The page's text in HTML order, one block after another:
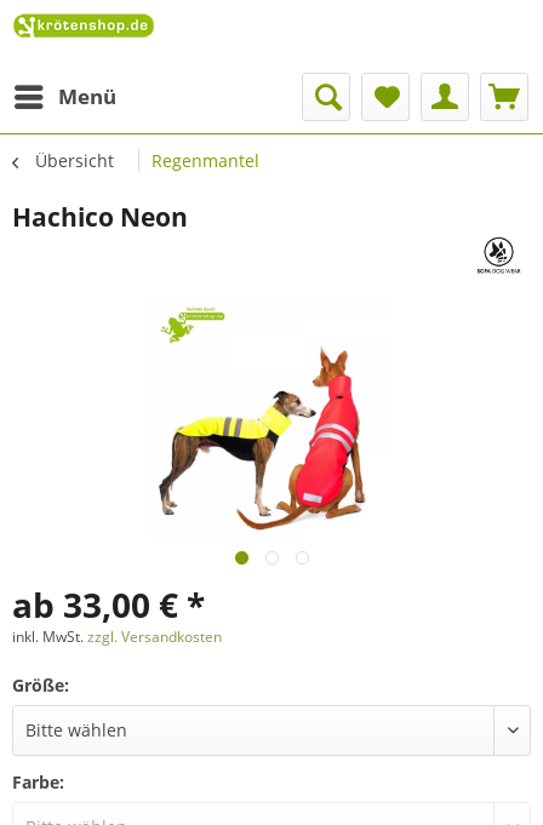
Menü
Übersicht Regenmantel
Hachico Neon
ab 33,00 € *
inkl. MwSt.zzgl. Versandkosten
Größe:
Farbe: